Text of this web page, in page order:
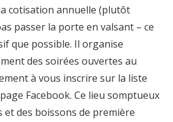
cotisation annuelle (plutôt
passer la porte en valsant – ce
que possible. Il organise
des soirées ouvertes au
à vous inscrire sur la liste
Facebook. Ce lieu somptueux
et des boissons de première